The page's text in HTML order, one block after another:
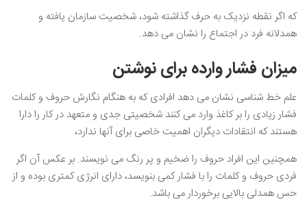
که اگر نقطه نزدیک به حرف گذاشته شود، شخصیت سازمان یافته و
همدلانه فرد در اجتماع را نشان می دهد.
میزان فشار وارده برای نوشتن
علم خط شناسی نشان می دهد افرادی که به هنگام نگارش حروف و کلمات
فشار زیادی را بر کاغذ وارد می کنند شخصیتی جدی و متعهد در کار را دارا
هستند که انتقادات دیگران اهمیت خاصی برای آنها ندارد،
همچنین این افراد حروف را ضخیم و پر رنگ می نویسند. بر عکس آن اگر
فردی حروف و کلمات را با فشار کمی بنویسد، دارای انرژی کمتری بوده و از
حس همدلی بالایی برخوردار می باشد.